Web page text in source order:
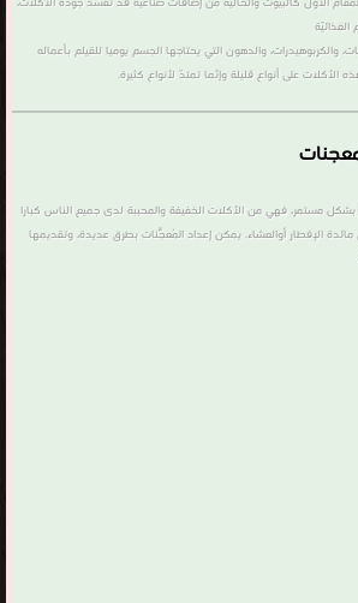
والكربوهيدرات، والدهون التي يحتاجها الجسم يومياً للقيلم بأعماله
الأكلات على أنواع قليلة وإنّما تمتدّ لأنواع كثيرة.
بشكل مستمر، فهي من الأكلات الخفيفة والمحببة لدى جميع الناس كباراً
الإفطار أوالعشاء. يمكن إعداد المُعجّنات بطرقٍ عديدة، وتقديمها